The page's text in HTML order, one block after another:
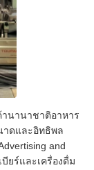
นานาชาติอาหาร
าดและอิทธิพล
and
ยร์และเครื่องดื่ม